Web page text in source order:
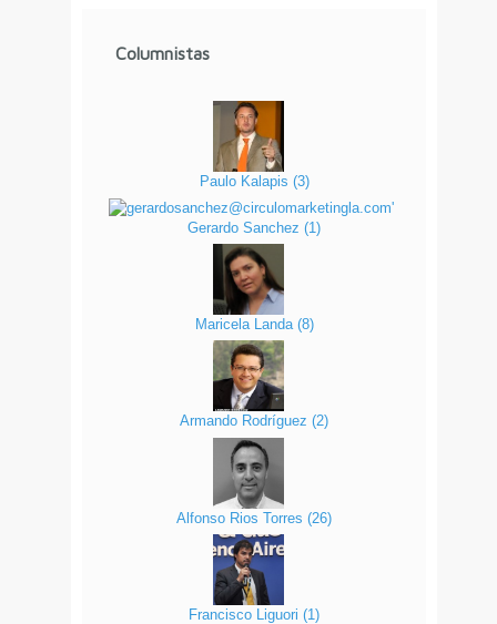
Columnistas
Paulo Kalapis (3)
Gerardo Sanchez (1)
Maricela Landa (8)
Armando Rodríguez (2)
Alfonso Rios Torres (26)
Francisco Liguori (1 )